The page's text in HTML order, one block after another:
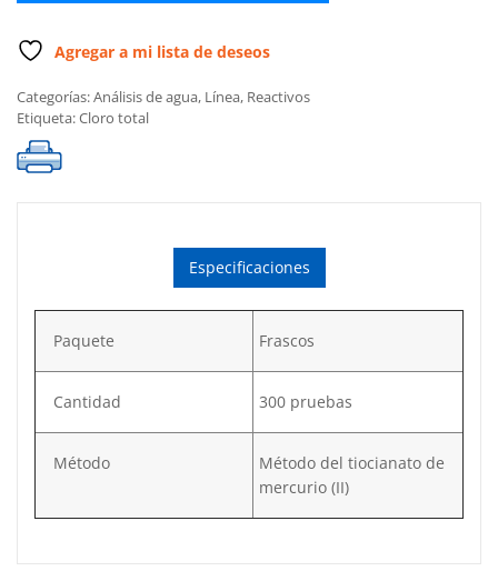
Agregar a mi lista de deseos
Categorías:Análisis de agua, Línea, Reactivos
Etiqueta:Cloro total
Especificaciones
Paquete Frascos
Cantidad 300 pruebas
Método
Método del tiocianato de
mercurio (II)